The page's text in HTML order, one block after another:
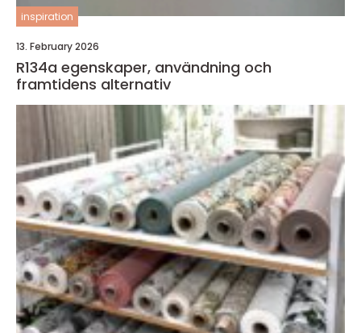
inspiration
13. February 2026
R134a egenskaper, användning och
framtidens alternativ